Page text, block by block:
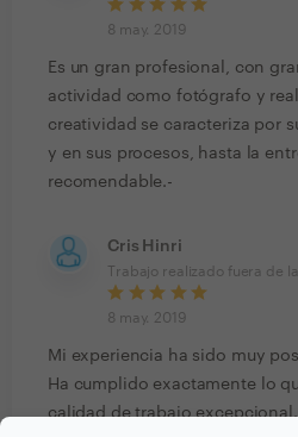
8 may. 2019
Es un gran profesional, con
actividad como fotógrafo y
creatividad se caracteriza por
y en sus procesos, hasta la
recomendable.-
Cris Hinri
Trabajo realizado fuera de
8 may. 2019
Mi experiencia ha sido muy
Ha cumplido exactamente lo
calidad de trabajo